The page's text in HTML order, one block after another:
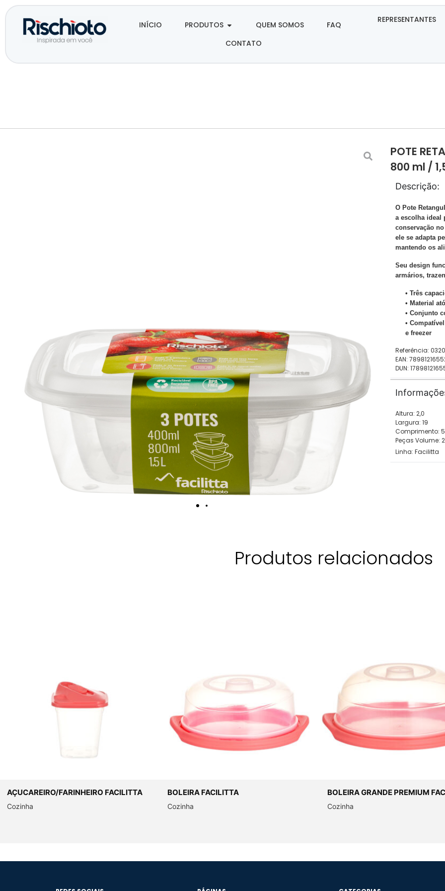
INÍCIO PRODUTOS QUEM SOMOS
FAQ
CONTATO
REPRESENTANTES
POTE
800 ml /
Descrição:
O Pote
a escolha ideal
conservação
ele se adapta
mantendo os
Seu design
armários,
• Três
• Material
• Conjunto
•
e freezer
Referência:
EAN:
DUN:
Altura: 2,0
Largura: 19
Comprimento:
Peças Volume:
Linha:Facilitta
Produtos relacionados
AÇUCAREIRO/FARINHEIRO FACILITTA
Cozinha
BOLEIRA FACILITTA
Cozinha
BOLEIRA GRANDE PREMIUM
Cozinha